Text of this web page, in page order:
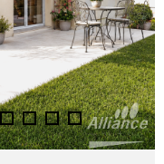
VENDUS
NOS